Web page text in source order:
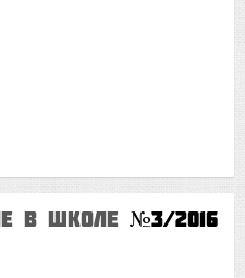
в школе №3/2016